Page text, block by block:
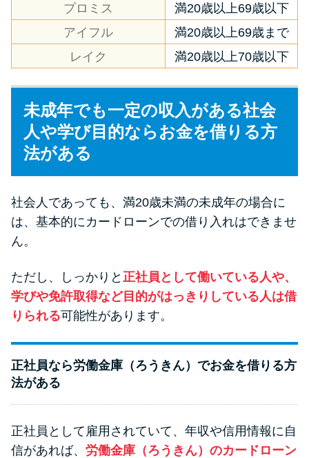
方法はどれ？
年収が低い＆他社借入があると
落ちる？バンクイックの口コミ
を分析
みずほ銀行カードローンの問い
プロミス
満20歳以上69歳以下
アイフル
満20歳以上69歳まで
レイク
満20歳以上70歳以下
未成年でも一定の収入がある社会
人や学び目的ならお金を借りる方
法がある
社会人であっても、満20歳未満の未成年の場合に
は、基本的にカードローンでの借り入れはできませ
ん。
ただし、しっかりと 正社員として働いている人や、
学びや免許取得など目的がはっきりしている人は借
りられる可能性があります。
正社員なら労働金庫（ろうきん）でお金を借りる方
法がある
正社員として雇用されていて、年収や信用情報に自
信があれば、 労働金庫（ろうきん）のカードローン